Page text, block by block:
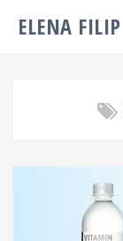
ELENA FILIP